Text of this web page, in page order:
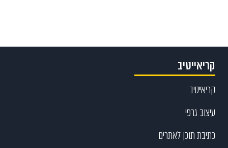
קריאייטיב
קריאייטיב
עיצוב גרפי
כתיבת תוכן לאתרים